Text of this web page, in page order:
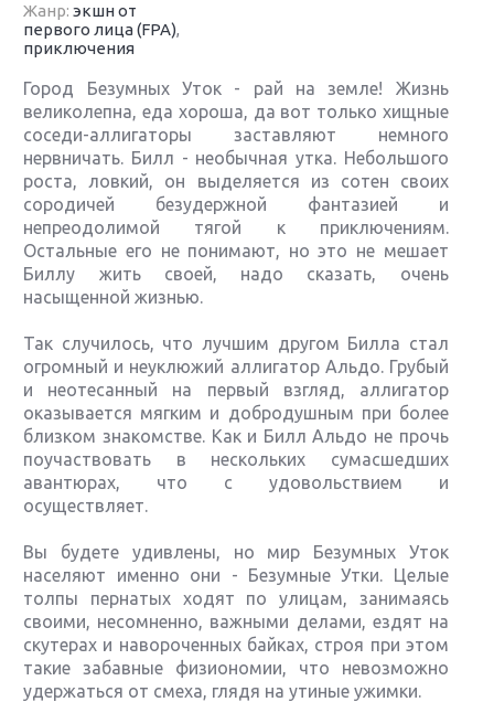
Жанр:экшн от
первого лица (FPA),
приключения
Город Безумных Уток - рай на земле! Жизнь
великолепна, еда хороша, да вот только хищные
соседи-аллигаторы заставляют немного
нервничать. Билл - необычная утка. Небольшого
роста, ловкий, он выделяется из сотен своих
сородичей безудержной фантазией и
непреодолимой тягой к приключениям.
Остальные его не понимают, но это не мешает
Биллу жить своей, надо сказать, очень
насыщенной жизнью.
Так случилось, что лучшим другом Билла стал
огромный и неуклюжий аллигатор Альдо. Грубый
и неотесанный на первый взгляд, аллигатор
оказывается мягким и добродушным при более
близком знакомстве. Как и Билл Альдо не прочь
поучаствовать в нескольких сумасшедших
авантюрах, что с удовольствием и
осуществляет.
Вы будете удивлены, но мир Безумных Уток
населяют именно они - Безумные Утки. Целые
толпы пернатых ходят по улицам, занимаясь
своими, несомненно, важными делами, ездят на
скутерах и навороченных байках, строя при этом
такие забавные физиономии, что невозможно
удержаться от смеха, глядя на утиные ужимки.